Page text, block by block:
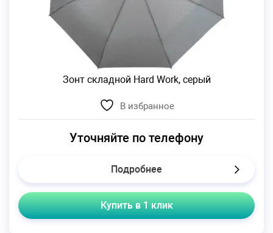
Зонт складной Hard Work, серый
В избранное
Уточняйте по телефону
Подробнее
Купить в 1 клик